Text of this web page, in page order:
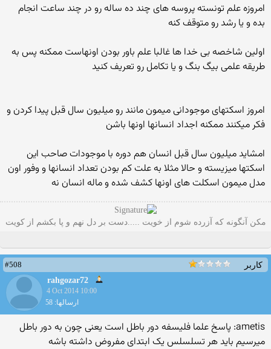
امروزه علم تونسته پروسه های چند ده ساله رو در چند ساعت انجام
بده و یا رشد رو متوقف کنه
اولین شاخصه بی خدا ها غالبا علم باور بودن اونهاست ممکنه پس به
طریقه علمی بیگ بنگ و یا تکامل رو تعریف کنید
امروز اسکتهای موجودانی میمون مانند رو میلیون سال قبل پیدا کردن و
فکر میکنند ممکنه اجداد انسانها اونها باشن
امشاید میلیون سال قبل انسان هم دوره با موجودات صاحب این
اسکتها میزیسته و حالا مثلا به علت کم بودن تعداد انسانها و وفور اون
مدل میمون اسکلت های اونها کشف شده و ماله انسان نه
مکن آنگونه که آزرده شوم از خویت .....دست بر دل نهم و پا بکشم از کویت
کاربر
#508
rahgozar72
4 Oct 2014 10:00
ارسالها: 58
ametis: پاسخ علما فلیسفه دور باطل است یعنی چون به دور باطل
میرسیم باید هر تسلسلس یک ابتدای مفروض داشته باشه